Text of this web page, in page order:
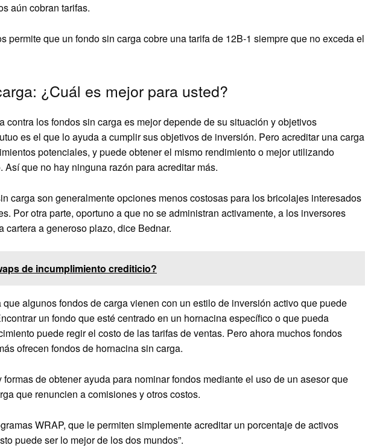
aún cobran tarifas.
permite que un fondo sin carga cobre una tarifa de 12B-1 siempre que no exceda el
¿Cuál es mejor para usted?
contra los fondos sin carga es mejor depende de su situación y objetivos
es el que lo ayuda a cumplir sus objetivos de inversión. Pero acreditar una carga
potenciales, y puede obtener el mismo rendimiento o mejor utilizando
que no hay ninguna razón para acreditar más.
carga son generalmente opciones menos costosas para los bricolajes interesados
Por otra parte, oportuno a que no se administran activamente, a los inversores
cartera a generoso plazo, dice Bednar.
de incumplimiento crediticio?
algunos fondos de carga vienen con un estilo de inversión activo que puede
un fondo que esté centrado en un hornacina específico o que pueda
puede regir el costo de las tarifas de ventas. Pero ahora muchos fondos
ofrecen fondos de hornacina sin carga.
de obtener ayuda para nominar fondos mediante el uso de un asesor que
que renuncien a comisiones y otros costos.
WRAP, que le permiten simplemente acreditar un porcentaje de activos
puede ser lo mejor de los dos mundos”.